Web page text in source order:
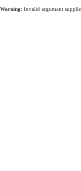
Warning: Invalid argument